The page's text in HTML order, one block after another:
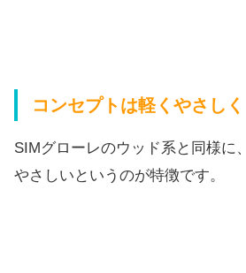
コンセプトは軽くやさしく
SIMグローレのウッド系と同様に、
やさしいというのが特徴です。